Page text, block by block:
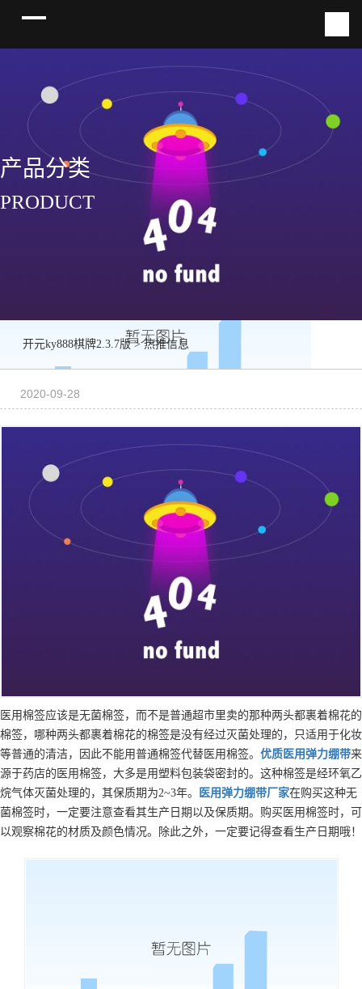
产品分类
PRODUCT
开元ky888棋牌2.3.7版>热推信息
2020-09-28
医用棉签应该是无菌棉签，而不是普通超市里卖的那种两头都裹着棉花的
棉签，哪种两头都裹着棉花的棉签是没有经过灭菌处理的，只适用于化妆
等普通的清洁，因此不能用普通棉签代替医用棉签。 优质 医用弹力绷带来
源于药店的医用棉签，大多是用塑料包装袋密封的。这种棉签是经环氧乙
烷气体灭菌处理的，其保质期为2~3年。
医用弹力绷带厂家在购买这种无
菌棉签时，一定要注意查看其生产日期以及保质期。购买医用棉签时，可
以观察棉花的材质及颜色情况。除此之外，一定要记得查看生产日期哦！